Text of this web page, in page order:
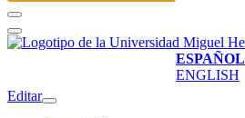
ESPAÑOL
ENGLISH
Editar